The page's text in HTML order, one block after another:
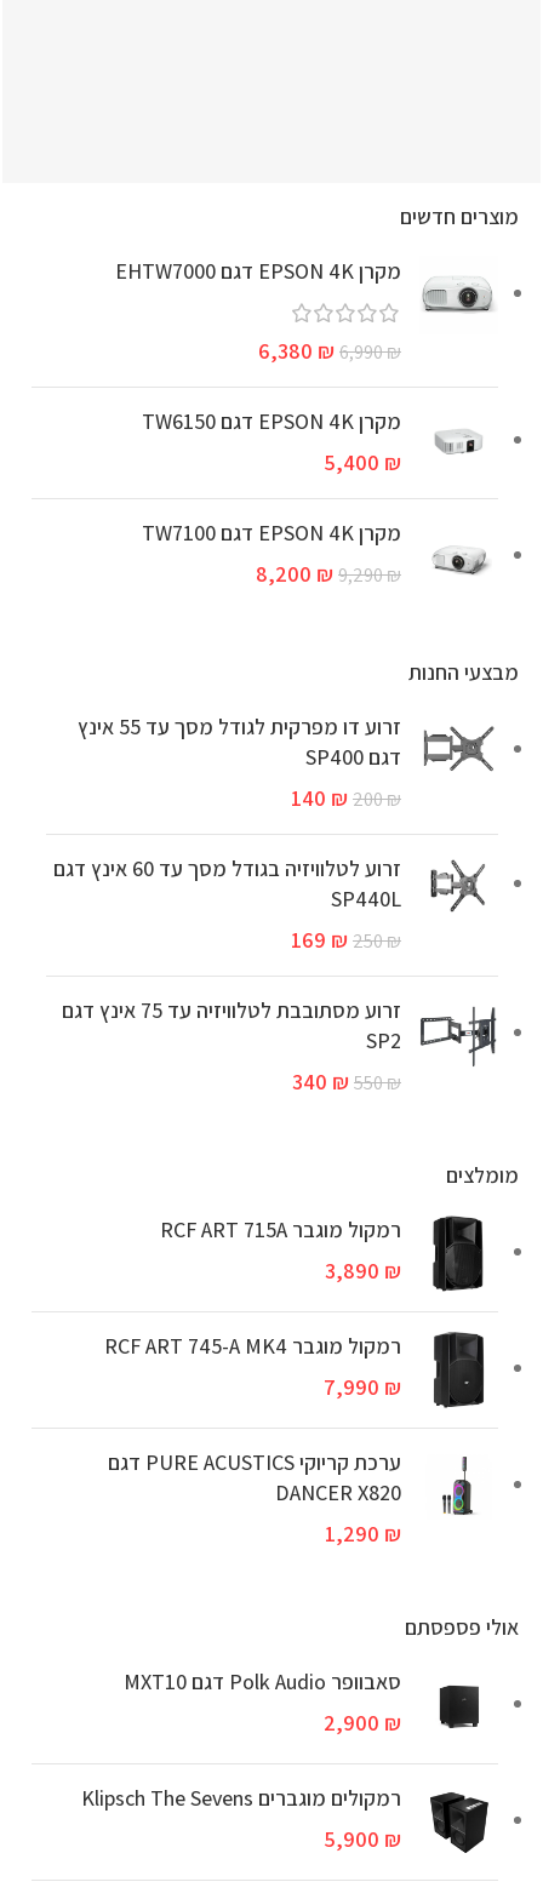
מוצרים חדשים
מקרן EPSON 4K דגם EHTW7000
6,990₪
6,380 ₪
מקרן EPSON 4K דגם TW6150
5,400 ₪
מקרן EPSON 4K דגם TW7100
9,290₪
8,200 ₪
מבצעי החנות
זרוע דו מפרקית לגודל מסך עד 55 אינץ
דגם SP400
200₪
140 ₪
זרוע לטלוויזיה בגודל מסך עד 60 אינץ דגם
SP440L
250₪
169 ₪
זרוע מסתובבת לטלוויזיה עד 75 אינץ דגם
SP2
550₪
340 ₪
מומלצים
רמקול מוגבר RCF ART 715A
3,890 ₪
‏רמקול מוגבר RCF ART 745-A MK4
7,990 ₪
ערכת קריוקי PURE ACUSTICS דגם
DANCER X820
1,290 ₪
אולי פספסתם
סאבוופר Polk Audio דגם MXT10
2,900 ₪
רמקולים מוגברים Klipsch The Sevens
5,900 ₪